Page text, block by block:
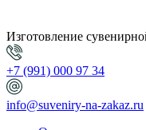
Изготовление
+7 (991) 000 97 34
info@suveniry-na-zakaz.ru